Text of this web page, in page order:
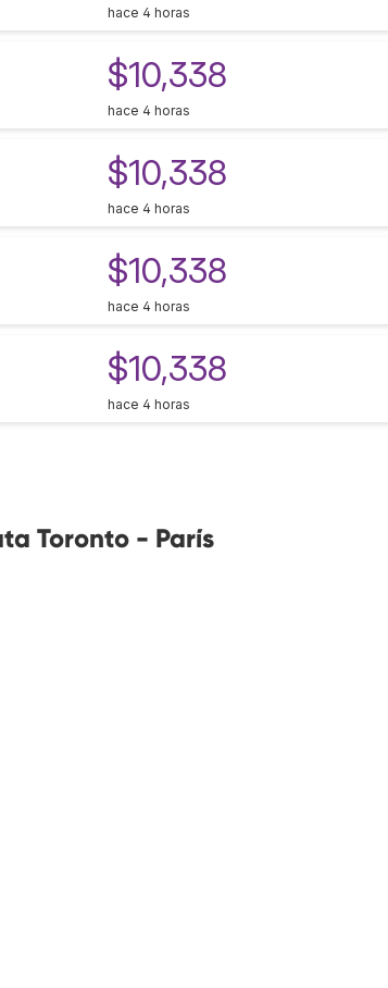
hace 4 horas
$10,338
hace 4 horas
$10,338
hace 4 horas
$10,338
hace 4 horas
$10,338
hace 4 horas
Toronto - París